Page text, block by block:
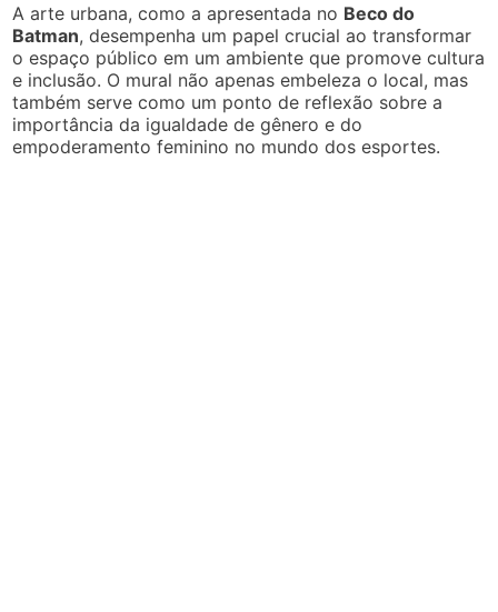
A arte urbana, como a apresentada no Beco do
Batman, desempenha um papel crucial ao transformar
o espaço público em um ambiente que promove cultura
e inclusão. O mural não apenas embeleza o local, mas
também serve como um ponto de reflexão sobre a
importância da igualdade de gênero e do
empoderamento feminino no mundo dos esportes.